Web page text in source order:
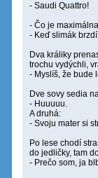
- Saudi Quattro!
- Čo je
- Keď slimák
Dva králiky
trochu vydýchli,
- Myslíš, že bude
Dve sovy sedia
- Huuuuu.
A druhá:
- Svoju mater si
Po lese chodí
do jedličky, tam
- Prečo som, ja